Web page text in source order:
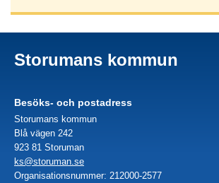
Storumans kommun
Besöks- och postadress
Storumans kommun
Blå vägen 242
923 81 Storuman
ks@storuman.se
Organisationsnummer: 212000-2577